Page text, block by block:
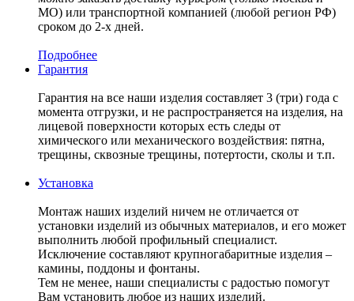
МО) или транспортной компанией (любой регион РФ)
сроком до 2-х дней.
Подробнее
Гарантия
Гарантия на все наши изделия составляет 3 (три) года с
момента отгрузки, и не распространяется на изделия, на
лицевой поверхности которых есть следы от
химического или механического воздействия: пятна,
трещины, сквозные трещины, потертости, сколы и т.п.
Установка
Монтаж наших изделий ничем не отличается от
установки изделий из обычных материалов, и его может
выполнить любой профильный специалист.
Исключение составляют крупногабаритные изделия –
камины, поддоны и фонтаны.
Тем не менее, наши специалисты с радостью помогут
Вам установить любое из наших изделий.